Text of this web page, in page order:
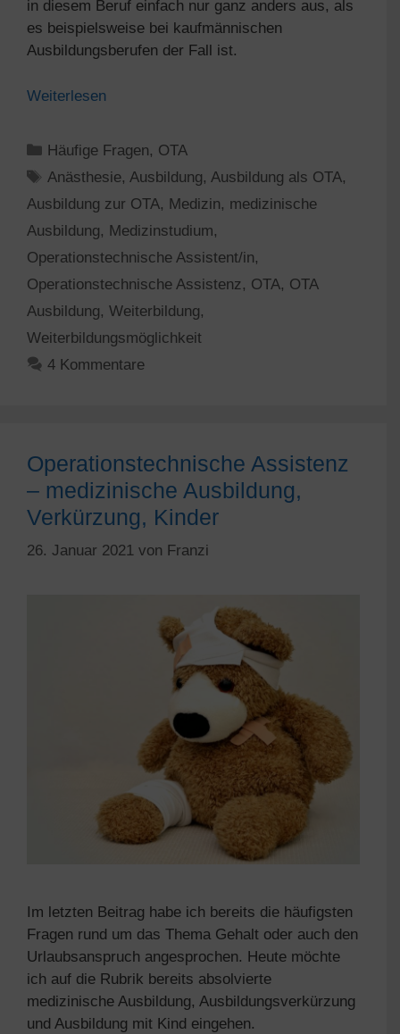
in diesem Beruf einfach nur ganz anders aus, als
es beispielsweise bei kaufmännischen
Ausbildungsberufen der Fall ist.
Weiterlesen
Kategorien
Häufige Fragen, OTA
Schlagwörter
Anästhesie, Ausbildung, Ausbildung als OTA,
Ausbildung zur OTA, Medizin, medizinische
Ausbildung, Medizinstudium,
Operationstechnische Assistent/in,
Operationstechnische Assistenz, OTA, OTA
Ausbildung, Weiterbildung,
Weiterbildungsmöglichkeit
4 Kommentare
Operationstechnische Assistenz
– medizinische Ausbildung,
Verkürzung, Kinder
26. Januar 2021 von Franzi
Im letzten Beitrag habe ich bereits die häufigsten
Fragen rund um das Thema Gehalt oder auch den
Urlaubsanspruch angesprochen. Heute möchte
ich auf die Rubrik bereits absolvierte
medizinische Ausbildung, Ausbildungsverkürzung
und Ausbildung mit Kind eingehen.